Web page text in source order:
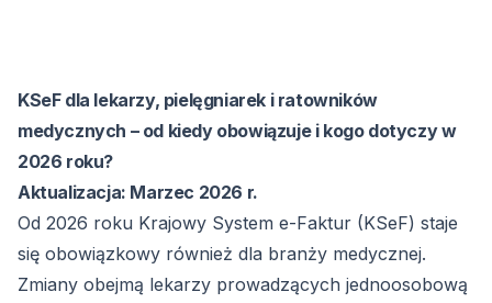
KSeF dla lekarzy, pielęgniarek i ratowników
medycznych – od kiedy obowiązuje i kogo dotyczy w
2026 roku?
Aktualizacja: Marzec 2026 r.
Od 2026 roku Krajowy System e-Faktur (KSeF) staje
się obowiązkowy również dla branży medycznej.
Zmiany obejmą lekarzy prowadzących jednoosobową